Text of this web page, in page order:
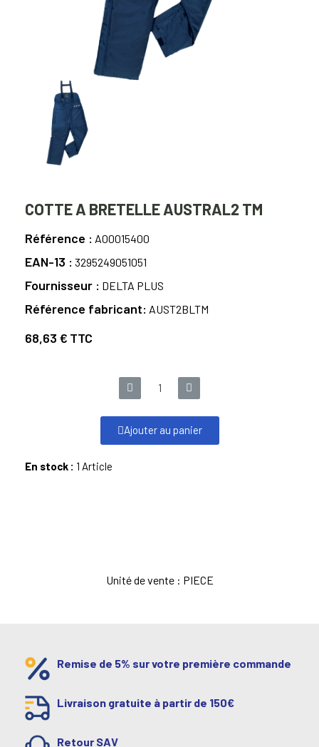
COTTE A BRETELLE AUSTRAL2 TM
Référence A00015400
EAN-13 3295249051051
Fournisseur DELTA PLUS
Référence fabricant AUST2BLTM
68,63 € TTC
Ajouter au panier
En stock : 1 Article
Unité de vente : PIECE
Remise de 5% sur votre première commande
Livraison gratuite à partir de 150€
Retour SAV